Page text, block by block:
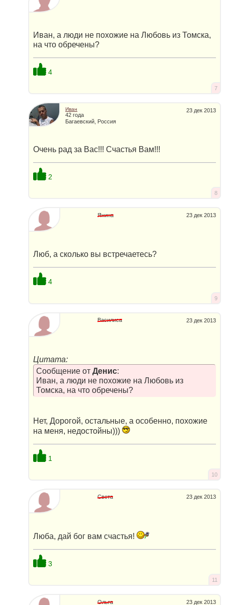
Иван, а люди не похожие на Любовь из Томска,
на что обречены?
4
7
23 дек 2013
Иван
42 года
Багаевский, Россия
Очень рад за Вас!!! Счастья Вам!!!
2
8
23 дек 2013
Янина
Люб, а сколько вы встречаетесь?
4
9
23 дек 2013
Василиса
Цитата:
Сообщение от Денис:
Иван, а люди не похожие на Любовь из
Томска, на что обречены?
Нет, Дорогой, остальные, а особенно, похожие
на меня, недостойны)))
1
10
23 дек 2013
Света
Люба, дай бог вам счастья!
3
11
23 дек 2013
Ольга